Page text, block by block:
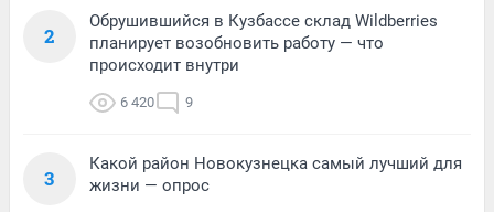
2
Обрушившийся в Кузбассе склад Wildberries
планирует возобновить работу — что
происходит внутри
6 420 9
3
Какой район Новокузнецка самый лучший для
жизни — опрос